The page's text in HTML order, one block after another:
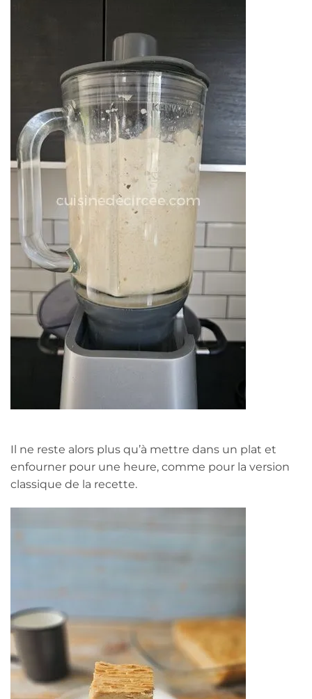
Il ne reste alors plus qu’à mettre dans un plat et
enfourner pour une heure, comme pour la version
classique de la recette.